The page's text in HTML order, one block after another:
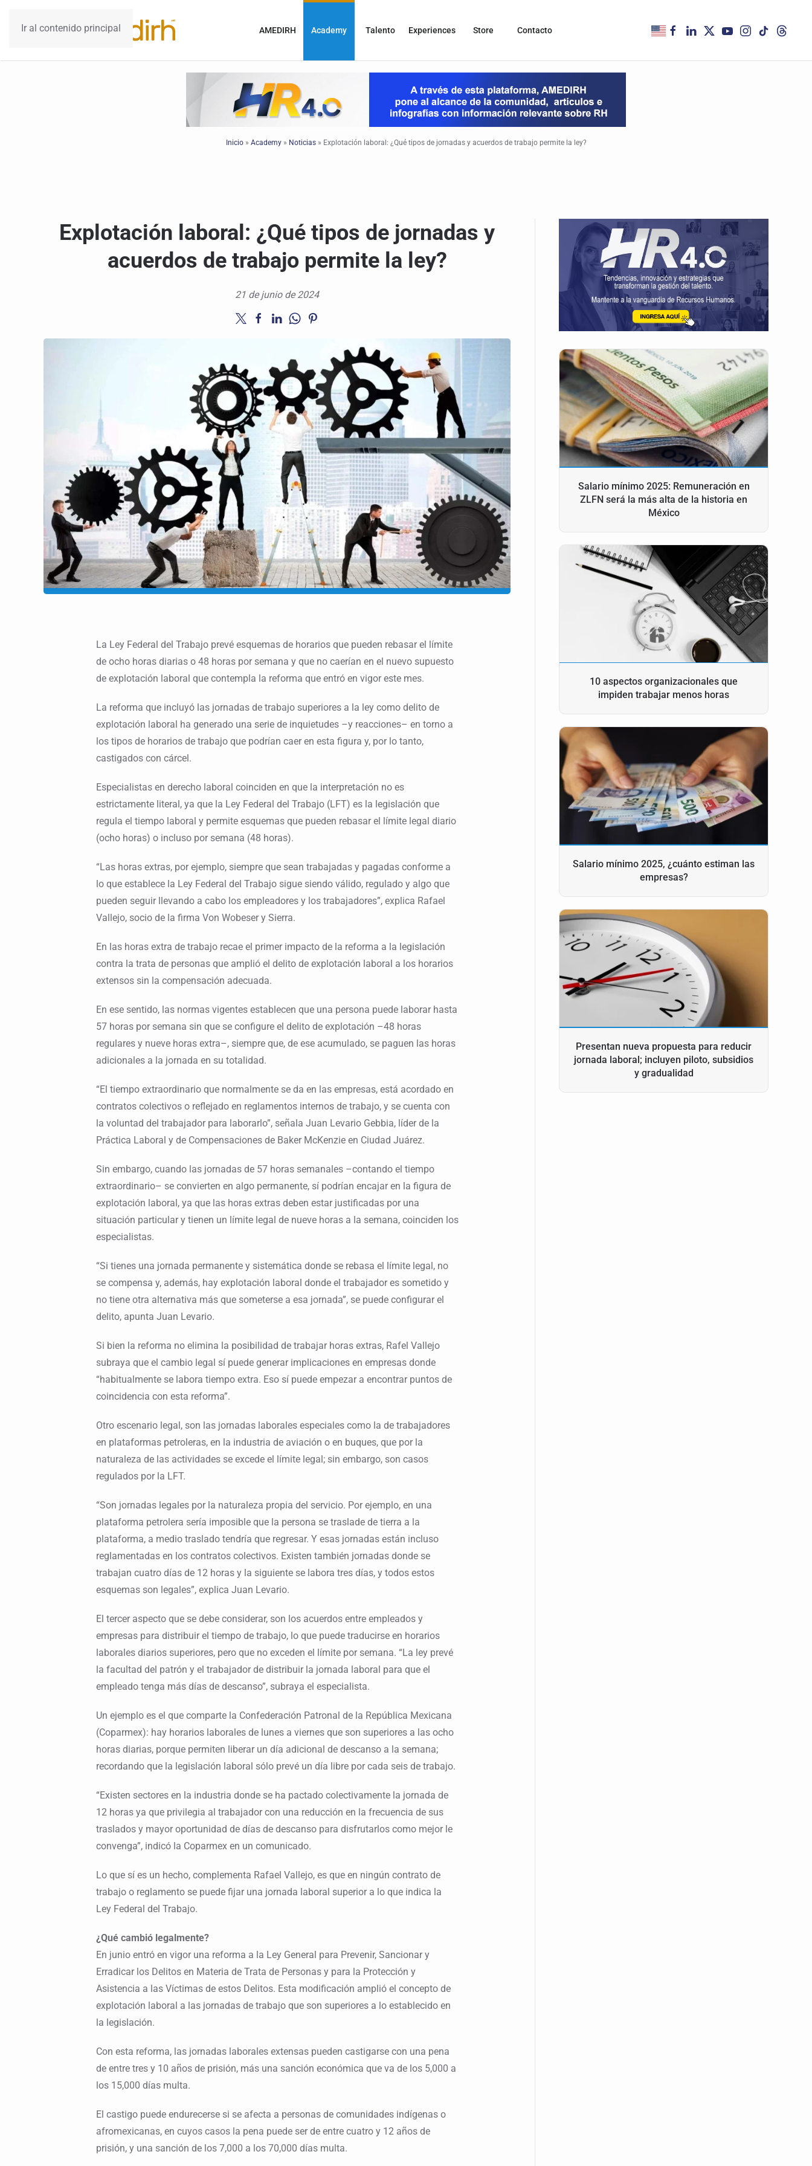
Ir al contenido principal AMEDIRH Academy Talento Experiences Store Contacto
Inicio» Academy» Noticias» Explotación laboral: ¿Qué tipos de jornadas y acuerdos de trabajo permite la ley?
Explotación laboral: ¿Qué tipos de jornadas y
acuerdos de trabajo permite la ley?
21 de junio de 2024
La Ley Federal del Trabajo prevé esquemas de horarios que pueden rebasar el límite
de ocho horas diarias o 48 horas por semana y que no caerían en el nuevo supuesto
de explotación laboral que contempla la reforma que entró en vigor este mes.
La reforma que incluyó las jornadas de trabajo superiores a la ley como delito de
explotación laboral ha generado una serie de inquietudes –y reacciones– en torno a
los tipos de horarios de trabajo que podrían caer en esta figura y, por lo tanto,
castigados con cárcel.
Especialistas en derecho laboral coinciden en que la interpretación no es
estrictamente literal, ya que la Ley Federal del Trabajo (LFT) es la legislación que
regula el tiempo laboral y permite esquemas que pueden rebasar el límite legal diario
(ocho horas) o incluso por semana (48 horas).
“Las horas extras, por ejemplo, siempre que sean trabajadas y pagadas conforme a
lo que establece la Ley Federal del Trabajo sigue siendo válido, regulado y algo que
pueden seguir llevando a cabo los empleadores y los trabajadores”, explica Rafael
Vallejo, socio de la firma Von Wobeser y Sierra.
En las horas extra de trabajo recae el primer impacto de la reforma a la legislación
contra la trata de personas que amplió el delito de explotación laboral a los horarios
extensos sin la compensación adecuada.
En ese sentido, las normas vigentes establecen que una persona puede laborar hasta
57 horas por semana sin que se configure el delito de explotación –48 horas
regulares y nueve horas extra–, siempre que, de ese acumulado, se paguen las horas
adicionales a la jornada en su totalidad.
“El tiempo extraordinario que normalmente se da en las empresas, está acordado en
contratos colectivos o reflejado en reglamentos internos de trabajo, y se cuenta con
la voluntad del trabajador para laborarlo”, señala Juan Levario Gebbia, líder de la
Práctica Laboral y de Compensaciones de Baker McKenzie en Ciudad Juárez.
Sin embargo, cuando las jornadas de 57 horas semanales –contando el tiempo
extraordinario– se convierten en algo permanente, sí podrían encajar en la figura de
explotación laboral, ya que las horas extras deben estar justificadas por una
situación particular y tienen un límite legal de nueve horas a la semana, coinciden los
especialistas.
“Si tienes una jornada permanente y sistemática donde se rebasa el límite legal, no
se compensa y, además, hay explotación laboral donde el trabajador es sometido y
no tiene otra alternativa más que someterse a esa jornada”, se puede configurar el
delito, apunta Juan Levario.
Si bien la reforma no elimina la posibilidad de trabajar horas extras, Rafel Vallejo
subraya que el cambio legal sí puede generar implicaciones en empresas donde
“habitualmente se labora tiempo extra. Eso sí puede empezar a encontrar puntos de
coincidencia con esta reforma”.
Otro escenario legal, son las jornadas laborales especiales como la de trabajadores
en plataformas petroleras, en la industria de aviación o en buques, que por la
naturaleza de las actividades se excede el límite legal; sin embargo, son casos
regulados por la LFT.
“Son jornadas legales por la naturaleza propia del servicio. Por ejemplo, en una
plataforma petrolera sería imposible que la persona se traslade de tierra a la
plataforma, a medio traslado tendría que regresar. Y esas jornadas están incluso
reglamentadas en los contratos colectivos. Existen también jornadas donde se
trabajan cuatro días de 12 horas y la siguiente se labora tres días, y todos estos
esquemas son legales”, explica Juan Levario.
El tercer aspecto que se debe considerar, son los acuerdos entre empleados y
empresas para distribuir el tiempo de trabajo, lo que puede traducirse en horarios
laborales diarios superiores, pero que no exceden el límite por semana. “La ley prevé
la facultad del patrón y el trabajador de distribuir la jornada laboral para que el
empleado tenga más días de descanso”, subraya el especialista.
Un ejemplo es el que comparte la Confederación Patronal de la República Mexicana
(Coparmex): hay horarios laborales de lunes a viernes que son superiores a las ocho
horas diarias, porque permiten liberar un día adicional de descanso a la semana;
recordando que la legislación laboral sólo prevé un día libre por cada seis de trabajo.
“Existen sectores en la industria donde se ha pactado colectivamente la jornada de
12 horas ya que privilegia al trabajador con una reducción en la frecuencia de sus
traslados y mayor oportunidad de días de descanso para disfrutarlos como mejor le
convenga”, indicó la Coparmex en un comunicado.
Lo que sí es un hecho, complementa Rafael Vallejo, es que en ningún contrato de
trabajo o reglamento se puede fijar una jornada laboral superior a lo que indica la
Ley Federal del Trabajo.
¿Qué cambió legalmente?
En junio entró en vigor una reforma a la Ley General para Prevenir, Sancionar y
Erradicar los Delitos en Materia de Trata de Personas y para la Protección y
Asistencia a las Víctimas de estos Delitos. Esta modificación amplió el concepto de
explotación laboral a las jornadas de trabajo que son superiores a lo establecido en
la legislación.
Con esta reforma, las jornadas laborales extensas pueden castigarse con una pena
de entre tres y 10 años de prisión, más una sanción económica que va de los 5,000 a
los 15,000 días multa.
El castigo puede endurecerse si se afecta a personas de comunidades indígenas o
afromexicanas, en cuyos casos la pena puede ser de entre cuatro y 12 años de
prisión, y una sanción de los 7,000 a los 70,000 días multa.
Salario mínimo 2025: Remuneración en
ZLFN será la más alta de la historia en
México
10 aspectos organizacionales que
impiden trabajar menos horas
Salario mínimo 2025, ¿cuánto estiman las
empresas?
Presentan nueva propuesta para reducir
jornada laboral; incluyen piloto, subsidios
y gradualidad